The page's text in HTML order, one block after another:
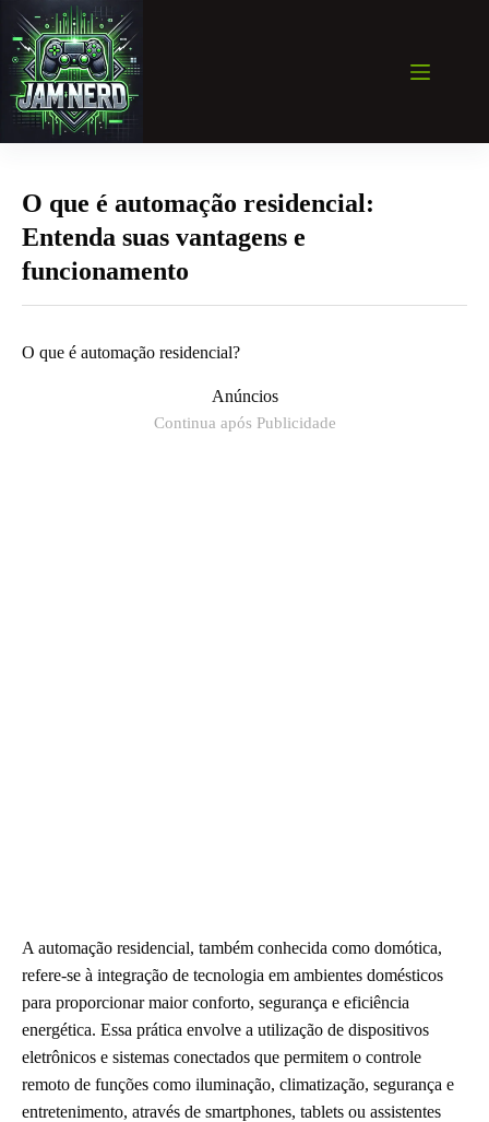
para
conteúdo
O que é automação residencial:
Entenda suas vantagens e
funcionamento
O que é automação residencial?
Anúncios
Continua após Publicidade
A automação residencial, também conhecida como domótica,
refere-se à integração de tecnologia em ambientes domésticos
para proporcionar maior conforto, segurança e eficiência
energética. Essa prática envolve a utilização de dispositivos
eletrônicos e sistemas conectados que permitem o controle
remoto de funções como iluminação, climatização, segurança e
entretenimento, através de smartphones, tablets ou assistentes